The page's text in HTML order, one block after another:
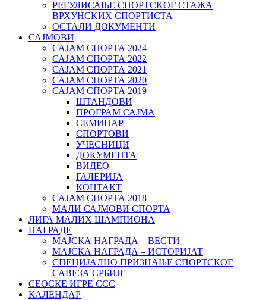
РЕГУЛИСАЊЕ СПОРТСKОГ СТАЖА
ВРХУНСKИХ СПОРТИСТА
ОСТАЛИ ДОКУМЕНТИ
САЈМОВИ
САЈАМ СПОРТА 2024
САЈАМ СПОРТА 2022
САЈАМ СПОРТА 2021
САЈАМ СПОРТА 2020
САЈАМ СПОРТА 2019
ШТАНДОВИ
ПРОГРАМ САЈМА
СЕМИНАР
СПОРТОВИ
УЧЕСНИЦИ
ДОКУМЕНТА
ВИДЕО
ГАЛЕРИЈА
КОНТАКТ
САЈАМ СПОРТА 2018
МАЛИ САЈМОВИ СПОРТА
ЛИГА МАЛИХ ШАМПИОНА
НАГРАДЕ
МАЈСКА НАГРАДА – ВЕСТИ
МАЈСКА НАГРАДА – ИСТОРИЈАТ
СПЕЦИЈАЛНО ПРИЗНАЊЕ СПОРТСКОГ
САВЕЗА СРБИЈЕ
СЕОСКЕ ИГРЕ ССС
КАЛЕНДАР